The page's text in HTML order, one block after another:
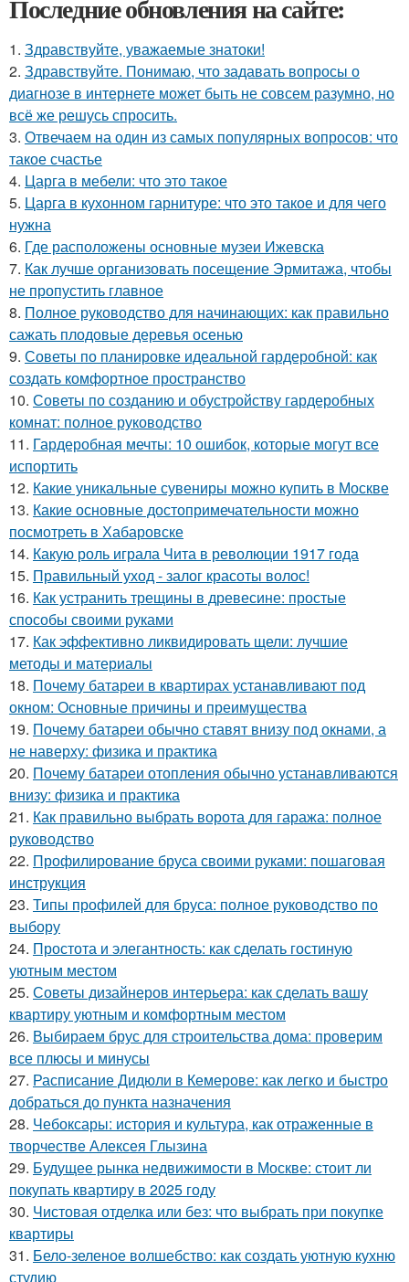
Последние обновления на сайте:
1. Здравствуйте, уважаемые знатоки!
2. Здравствуйте. Понимаю, что задавать вопросы о
диагнозе в интернете может быть не совсем разумно, но
всё же решусь спросить.
3. Отвечаем на один из самых популярных вопросов: что
такое счастье
4. Царга в мебели: что это такое
5. Царга в кухонном гарнитуре: что это такое и для чего
нужна
6. Где расположены основные музеи Ижевска
7. Как лучше организовать посещение Эрмитажа, чтобы
не пропустить главное
8. Полное руководство для начинающих: как правильно
сажать плодовые деревья осенью
9. Советы по планировке идеальной гардеробной: как
создать комфортное пространство
10. Советы по созданию и обустройству гардеробных
комнат: полное руководство
11. Гардеробная мечты: 10 ошибок, которые могут все
испортить
12. Какие уникальные сувениры можно купить в Москве
13. Какие основные достопримечательности можно
посмотреть в Хабаровске
14. Какую роль играла Чита в революции 1917 года
15. Правильный уход - залог красоты волос!
16. Как устранить трещины в древесине: простые
способы своими руками
17. Как эффективно ликвидировать щели: лучшие
методы и материалы
18. Почему батареи в квартирах устанавливают под
окном: Основные причины и преимущества
19. Почему батареи обычно ставят внизу под окнами, а
не наверху: физика и практика
20. Почему батареи отопления обычно устанавливаются
внизу: физика и практика
21. Как правильно выбрать ворота для гаража: полное
руководство
22. Профилирование бруса своими руками: пошаговая
инструкция
23. Типы профилей для бруса: полное руководство по
выбору
24. Простота и элегантность: как сделать гостиную
уютным местом
25. Советы дизайнеров интерьера: как сделать вашу
квартиру уютным и комфортным местом
26. Выбираем брус для строительства дома: проверим
все плюсы и минусы
27. Расписание Дидюли в Кемерове: как легко и быстро
добраться до пункта назначения
28. Чебоксары: история и культура, как отраженные в
творчестве Алексея Глызина
29. Будущее рынка недвижимости в Москве: стоит ли
покупать квартиру в 2025 году
30. Чистовая отделка или без: что выбрать при покупке
квартиры
31. Бело-зеленое волшебство: как создать уютную кухню
студию